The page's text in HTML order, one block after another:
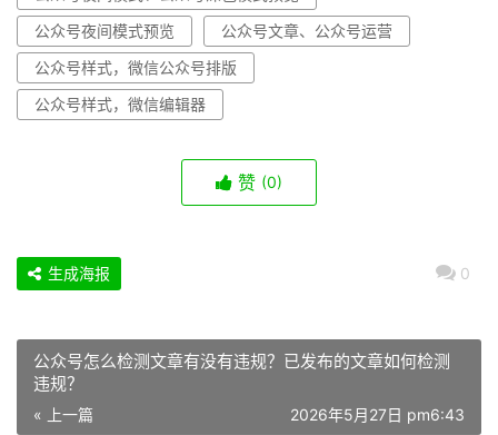
公众号夜间模式预览
公众号文章、公众号运营
公众号样式，微信公众号排版
公众号样式，微信编辑器
赞 (0)
0
生成海报
公众号怎么检测文章有没有违规？已发布的文章如何检测
违规？
« 上一篇 2026年5月27日 pm6:43